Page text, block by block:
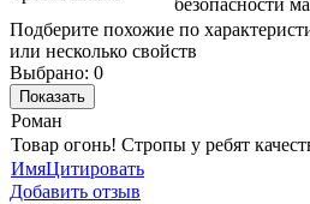
безопасности
Подберите похожие по
или несколько свойств
Выбрано: 0
Показать
Роман
Товар огонь! Стропы у ребят
ИмяЦитировать
Добавить отзыв